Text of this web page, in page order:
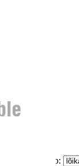
Lõike tüüp: